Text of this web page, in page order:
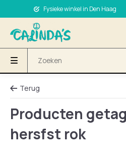
Fysieke winkel in Den Haag
Terug
Producten
hersfst rok